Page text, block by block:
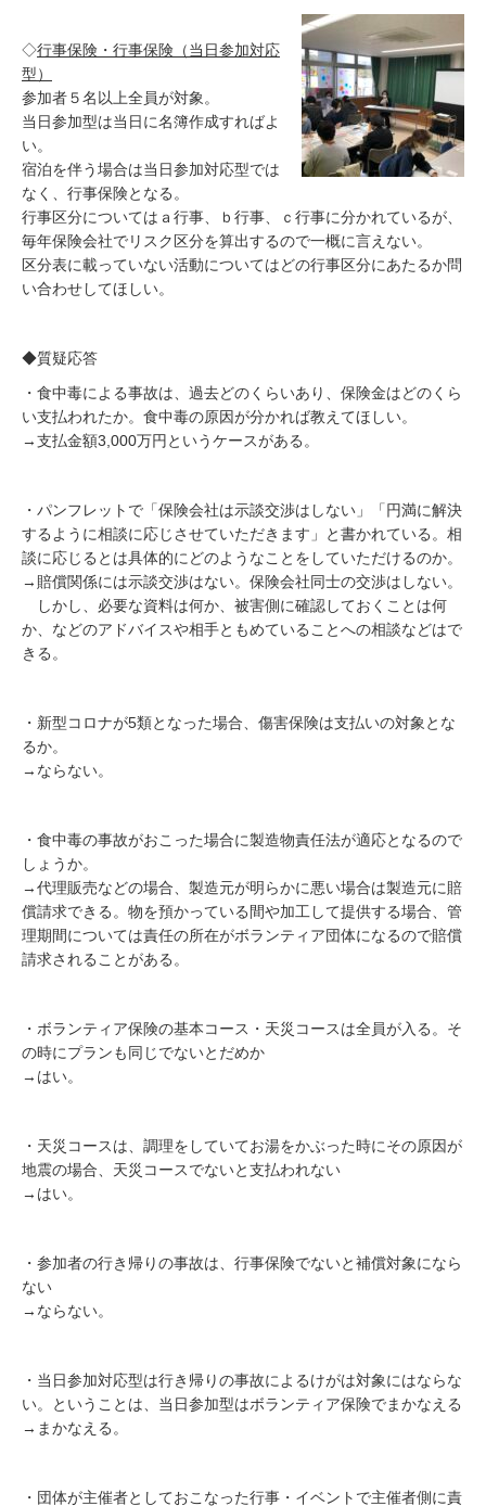
◇行事保険・行事保険（当日参加対応
型）
参加者５名以上全員が対象。
当日参加型は当日に名簿作成すればよ
い。
宿泊を伴う場合は当日参加対応型では
なく、行事保険となる。
行事区分についてはａ行事、ｂ行事、ｃ行事に分かれているが、
毎年保険会社でリスク区分を算出するので一概に言えない。
区分表に載っていない活動についてはどの行事区分にあたるか問
い合わせしてほしい。
◆質疑応答
・食中毒による事故は、過去どのくらいあり、保険金はどのくら
い支払われたか。食中毒の原因が分かれば教えてほしい。
→支払金額3,000万円というケースがある。
・パンフレットで「保険会社は示談交渉はしない」「円満に解決
するように相談に応じさせていただきます」と書かれている。相
談に応じるとは具体的にどのようなことをしていただけるのか。
→賠償関係には示談交渉はない。保険会社同士の交渉はしない。
しかし、必要な資料は何か、被害側に確認しておくことは何
か、などのアドバイスや相手ともめていることへの相談などはで
きる。
・新型コロナが5類となった場合、傷害保険は支払いの対象とな
るか。
→ならない。
・食中毒の事故がおこった場合に製造物責任法が適応となるので
しょうか。
→代理販売などの場合、製造元が明らかに悪い場合は製造元に賠
償請求できる。 物を預かっている間や加工して提供する場合、管
理期間については責任の所在がボランティア団体になるので賠償
請求されることがある。
・ボランティア保険の基本コース・天災コースは全員が入る。そ
の時にプランも同じでないとだめか
→はい。
・天災コースは、調理をしていてお湯をかぶった時にその原因が
地震の場合、天災コースでないと支払われない
→はい。
・参加者の行き帰りの事故は、行事保険でないと補償対象になら
ない
→ならない。
・当日参加対応型は行き帰りの事故によるけがは対象にはならな
い。ということは、当日参加型はボランティア保険でまかなえる
→まかなえる。
・団体が主催者としておこなった行事・イベントで主催者側に責